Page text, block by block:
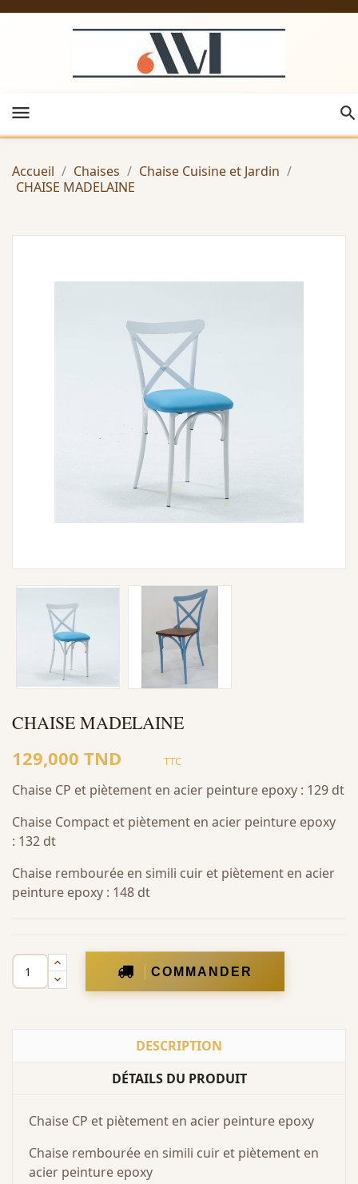
menu
Accueil Chaises
Chaise Cuisine et Jardin
CHAISE MADELAINE
CHAISE MADELAINE
129,000 TND TTC
Chaise CP et piètement en acier peinture epoxy : 129 dt
Chaise Compact et piètement en acier peinture epoxy
: 132 dt
Chaise rembourée en simili cuir et piètement en acier
peinture epoxy : 148 dt
COMMANDER
DESCRIPTION
DÉTAILS DU PRODUIT
Chaise CP et piètement en acier peinture epoxy
Chaise rembourée en simili cuir et piètement en
acier peinture epoxy